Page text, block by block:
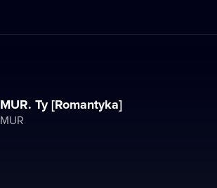
MUR. Ty [Romantyka]
MUR